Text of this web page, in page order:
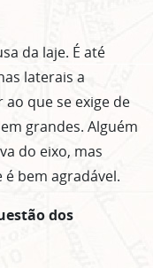
da laje. É até
laterais a
que se exige de
grandes. Alguém
do eixo, mas
bem agradável.
dos
sobre o